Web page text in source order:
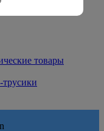
реабилитации
товары
трусики